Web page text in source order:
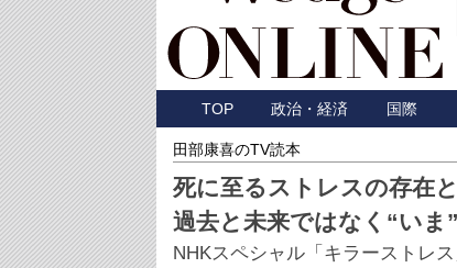
TOP 政治・経済 国際
田部康喜のTV読本
死に至るストレスの存在
過去と未来ではなく“いま
NHKスペシャル「キラーストレス